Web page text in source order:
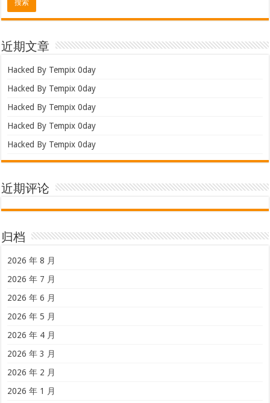
近期文章
Hacked By Tempix 0day
Hacked By Tempix 0day
Hacked By Tempix 0day
Hacked By Tempix 0day
Hacked By Tempix 0day
近期评论
归档
2026 年 8 月
2026 年 7 月
2026 年 6 月
2026 年 5 月
2026 年 4 月
2026 年 3 月
2026 年 2 月
2026 年 1 月